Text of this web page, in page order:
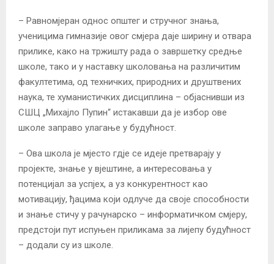
– Равномјеран однос општег и стручног знања,
ученицима гимназије овог смјера даје ширину и отвара
прилике, како на тржишту рада о завршетку средње
школе, тако и у наставку школовања на различитим
факултетима, од техничких, природних и друштвених
наука, те хуманистичких дисциплина – објаснивши из
СШЦ „Михајло Пупин“ истакавши да је избор ове
школе заправо улагање у будућност.
– Ова школа је мјесто гдје се идеје претварају у
пројекте, знање у вјештине, а интересовања у
потенцијал за успјех, а уз конкурентност као
мотивацију, ђацима који одлуче да своје способности
и знање стичу у рачунарско – информатичком смјеру,
предстоји пут испуњен приликама за лијепу будућност
– додали су из школе.